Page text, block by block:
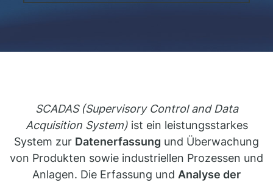
SCADAS (Supervisory Control and Data
Acquisition System) ist ein leistungsstarkes
System zur Datenerfassung und Überwachung
von Produkten sowie industriellen Prozessen und
Anlagen. Die Erfassung und Analyse der